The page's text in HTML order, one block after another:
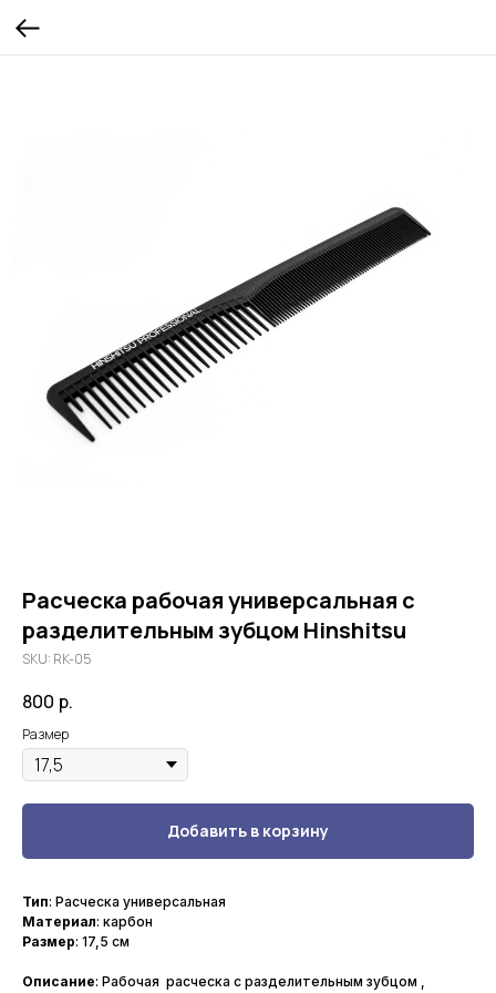
Расческа рабочая универсальная с
разделительным зубцом Hinshitsu
SKU: RK-05
800 р.
Размер
Добавить в корзину
Тип: Расческа универсальная
Материал: карбон
Размер: 17,5 см
Описание: Рабочая расческа с разделительным зубцом ,